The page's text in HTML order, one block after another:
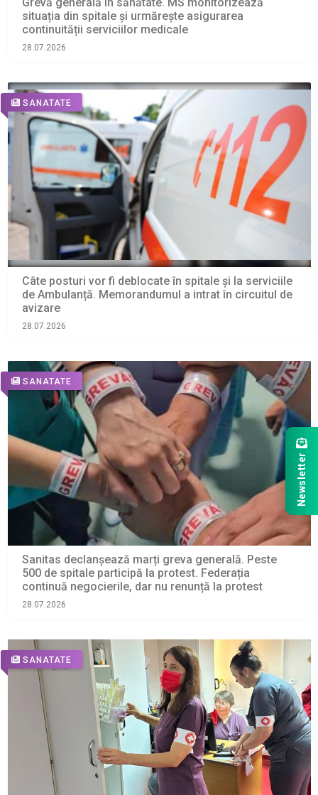
Grevă generală în sănătate. MS monitorizează
situația din spitale și urmărește asigurarea
continuității serviciilor medicale
28.07.2026
SANATATE
Câte posturi vor fi deblocate în spitale și la serviciile
de Ambulanță. Memorandumul a intrat în circuitul de
avizare
28.07.2026
SANATATE
Sanitas declanșează marți greva generală. Peste
500 de spitale participă la protest. Federația
continuă negocierile, dar nu renunță la protest
28.07.2026
SANATATE
Newsletter